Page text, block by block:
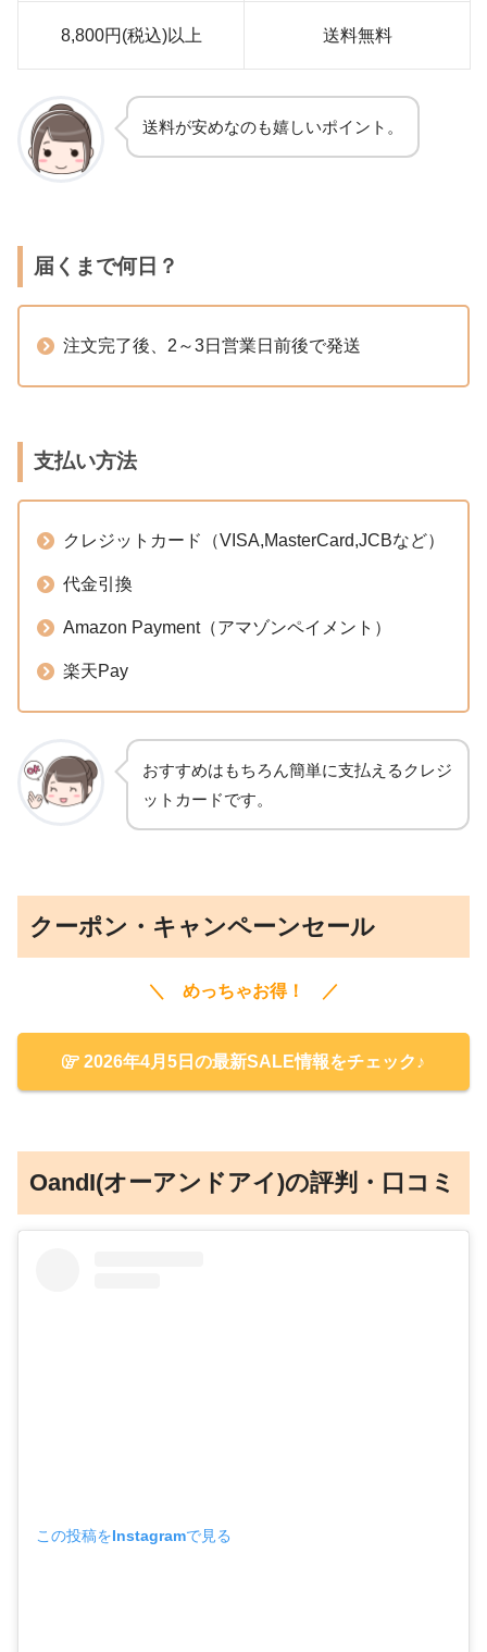
8,800円(税込)以上 送料無料
送料が安めなのも嬉しいポイント。
届くまで何日？
注文完了後、2～3日営業日前後で発送
支払い方法
クレジットカード（VISA,MasterCard,JCBなど）
代金引換
Amazon Payment（アマゾンペイメント）
楽天Pay
おすすめはもちろん簡単に支払えるクレジ
ットカードです。
クーポン・キャンペーンセール
＼ めっちゃお得！ ／
2026年4月5日の最新SALE情報をチェック♪
OandI(オーアンドアイ)の評判・口コミ
この投稿をInstagramで見る